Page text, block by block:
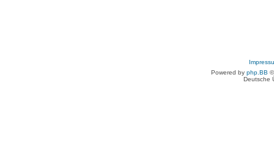
Powered by php.BB
Deutsche